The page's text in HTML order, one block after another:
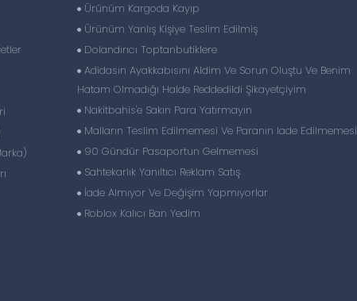
Ürünüm Kargoda Kayıp
Ürünüm Yanlış Kişiye Teslim Edilmiş
Dolandırıcı Toptanbutiklere
Adidasın Ayakkabısını Aldim Ve Sorun Oluştu Ve Benim
Hatam Olmadığı Halde Reddedildi Şikayetçiyim
Nakitbahis'e Sakın Para Yatırmayın
Malların Teslim Edilmemesi Ve Paranın Iade Edilmemesi
90 Gündür Pasaportun Gelmemesi
Sahtekarlık Yanıltıcı Reklam Satış
İade Almıyor Ve Değişim Yapmıyorlar
Roblox Kalıcı Ban Yedim